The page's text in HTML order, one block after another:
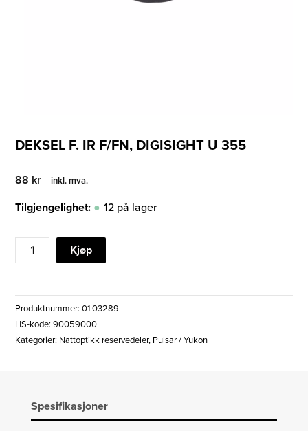
DEKSEL F. IR F/FN, DIGISIGHT U 355
88 kr inkl. mva.
Tilgjengelighet: 12 på lager
DEKSEL
F.
F/FN,
DIGISIGHT
U
355
Kjøp
Produktnummer:01.03289
HS-kode: 90059000
Kategorier: Nattoptikk reservedeler, Pulsar / Yukon
Spesifikasjoner